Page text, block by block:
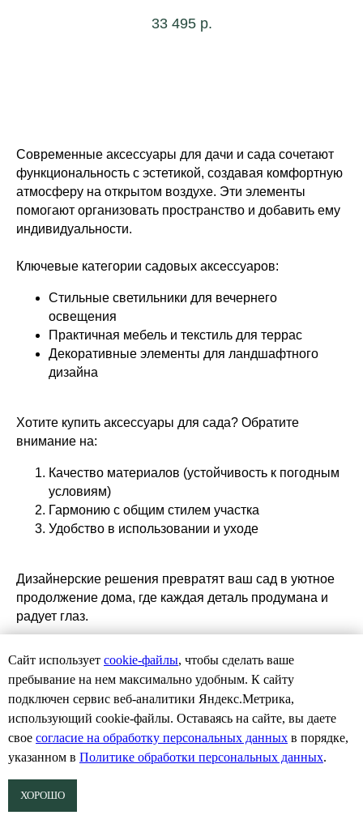
33 495 р.
Современные аксессуары для дачи и сада сочетают
функциональность с эстетикой, создавая комфортную
атмосферу на открытом воздухе. Эти элементы
помогают организовать пространство и добавить ему
индивидуальности.
Ключевые категории садовых аксессуаров:
Стильные светильники для вечернего
освещения
Практичная мебель и текстиль для террас
Декоративные элементы для ландшафтного
дизайна
Хотите купить аксессуары для сада? Обратите
внимание на:
Качество материалов (устойчивость к погодным
условиям)
Гармонию с общим стилем участка
Удобство в использовании и уходе
Дизайнерские решения превратят ваш сад в уютное
продолжение дома, где каждая деталь продумана и
радует глаз.
Сайт использует cookie-файлы, чтобы сделать ваше
пребывание на нем максимально удобным. К cайту
подключен сервис веб-аналитики Яндекс.Метрика,
использующий cookie-файлы. Оставаясь на сайте, вы даете
свое согласие на обработку персональных данных в порядке,
указанном в Политике обработки персональных данных.
ХОРОШО